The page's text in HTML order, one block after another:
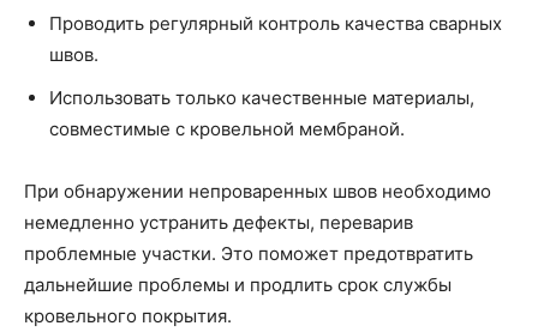
Проводить регулярный контроль качества сварных
швов.
Использовать только качественные материалы,
совместимые с кровельной мембраной.
При обнаружении непроваренных швов необходимо
немедленно устранить дефекты, переварив
проблемные участки. Это поможет предотвратить
дальнейшие проблемы и продлить срок службы
кровельного покрытия.